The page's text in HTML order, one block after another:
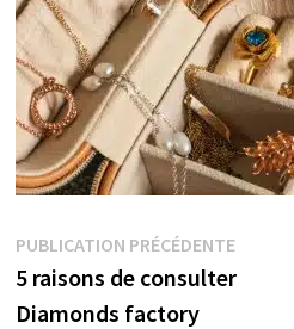
Navigation
de
PUBLICATION PRÉCÉDENTE
5 raisons de consulter
Diamonds factory